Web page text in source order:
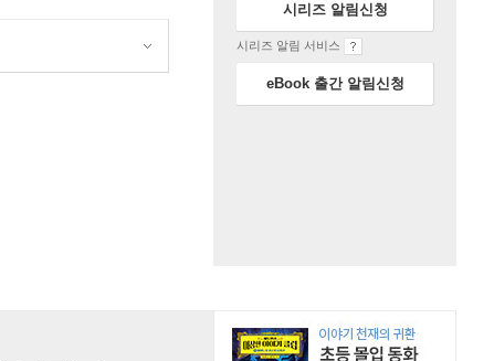
시리즈 알림신청
시리즈 알림 서비스
eBook 출간 알림신청